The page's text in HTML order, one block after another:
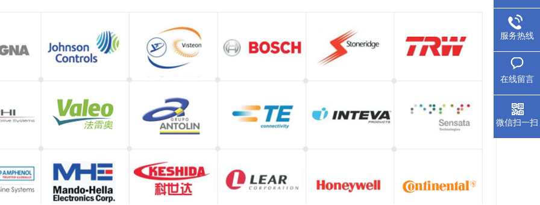
服务热线
在线留言
微信扫一扫